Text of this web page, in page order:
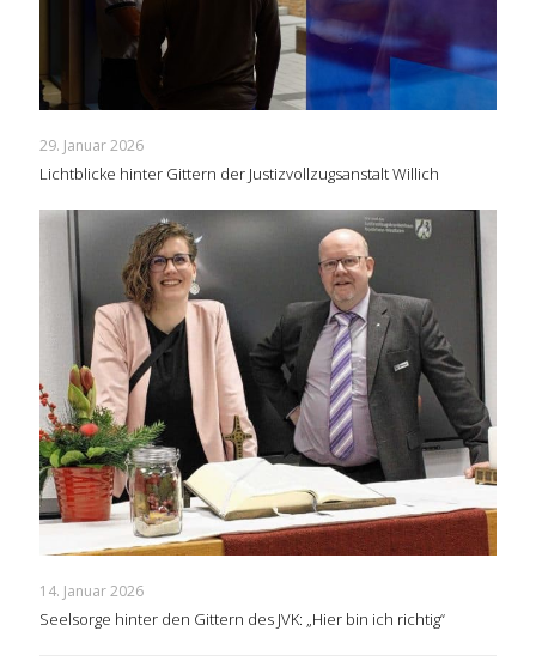
29. Januar 2026
Lichtblicke hinter Gittern der Justizvollzugsanstalt Willich
14. Januar 2026
Seelsorge hinter den Gittern des JVK: „Hier bin ich richtig“